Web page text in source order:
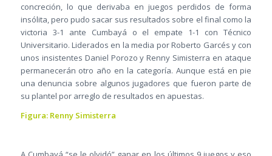
concreción, lo que derivaba en juegos perdidos de forma
insólita, pero pudo sacar sus resultados sobre el final como la
victoria 3-1 ante Cumbayá o el empate 1-1 con Técnico
Universitario. Liderados en la media por Roberto Garcés y con
unos insistentes Daniel Porozo y Renny Simisterra en ataque
permanecerán otro año en la categoría. Aunque está en pie
una denuncia sobre algunos jugadores que fueron parte de
su plantel por arreglo de resultados en apuestas.
Figura: Renny Simisterra